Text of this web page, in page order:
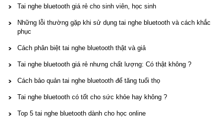
Tai nghe bluetooth giá rẻ cho sinh viên, học sinh
Những lỗi thường gặp khi sử dụng tai nghe bluetooth và cách khắc
phục
Cách phân biệt tai nghe bluetooth thật và giả
Tai nghe bluetooth giá rẻ nhưng chất lượng: Có thật không ?
Cách bảo quản tai nghe bluetooth để tăng tuổi thọ
Tai nghe bluetooth có tốt cho sức khỏe hay không ?
Top 5 tai nghe bluetooth dành cho học online